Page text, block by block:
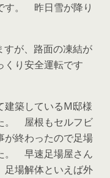
す。 昨日雪が降り
が、路面の凍結が
り安全運転です
建築しているM邸様
。 屋根もセルフビ
が終わったので足場
。 早速足場屋さん
場解体といえば外